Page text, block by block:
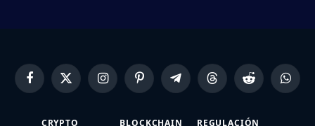
FacebookX
(Twitter)
InstagramPinterestTelegramThreads Reddit
CRYPTO BLOCKCHAIN REGULACIÓN